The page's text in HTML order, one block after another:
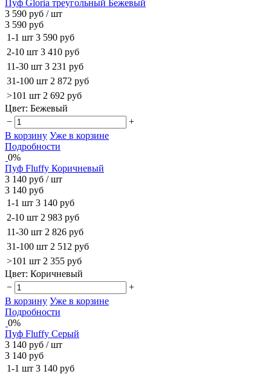
Пуф Gloria треугольный Бежевый
3 590 руб / шт
3 590 руб
1-1 шт 3 590 руб
2-10 шт 3 410 руб
11-30 шт 3 231 руб
31-100 шт 2 872 руб
>101 шт 2 692 руб
Цвет: Бежевый
−
+
В корзину Уже в корзине
Подробности
0%
Пуф Fluffy Коричневый
3 140 руб / шт
3 140 руб
1-1 шт 3 140 руб
2-10 шт 2 983 руб
11-30 шт 2 826 руб
31-100 шт 2 512 руб
>101 шт 2 355 руб
Цвет: Коричневый
−
+
В корзину Уже в корзине
Подробности
0%
Пуф Fluffy Серый
3 140 руб / шт
3 140 руб
1-1 шт 3 140 руб